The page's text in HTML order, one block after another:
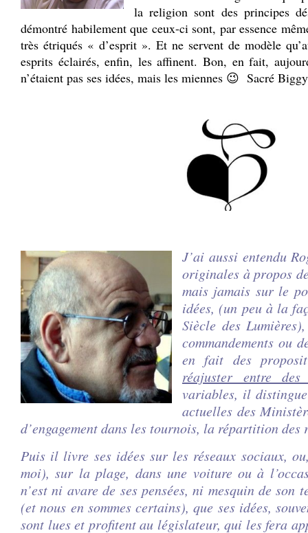
la religion sont des principes
démontré habilement que ceux-ci sont, par essence
très étriqués « d’esprit ». Et ne servent de modèle
esprits éclairés, enfin, les affinent. Bon, en fait,
n’étaient pas ses idées, mais les miennes 😉 Sacré Biggy
J’ai aussi entendu
originales à propos
mais jamais sur le
idées, (un peu à la
Siècle des
commandements ou
en fait des
réajuster entre des
variables, il
actuelles des
d’engagement dans les tournois, la répartition des
Puis il livre ses idées sur les réseaux sociaux,
moi), sur la plage, dans une voiture ou à
n’est ni avare de ses pensées, ni mesquin de son
(et nous en sommes certains), que ses idées,
sont lues et profitent au législateur, qui les fera